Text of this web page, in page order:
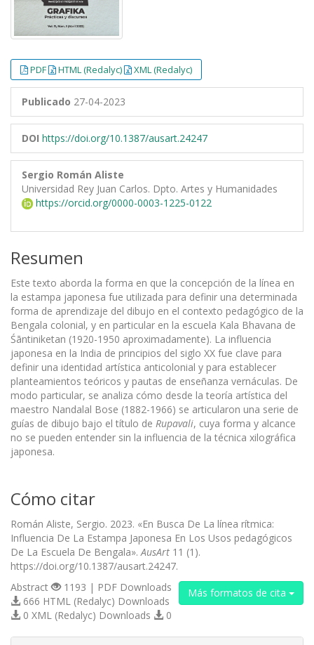
PDF HTML (Redalyc) XML (Redalyc)
Publicado 27-04-2023
DOI https://doi.org/10.1387/ausart.24247
Sergio Román Aliste
Universidad Rey Juan Carlos. Dpto. Artes y Humanidades
https://orcid.org/0000-0003-1225-0122
Resumen
Este texto aborda la forma en que la concepción de la línea en
la estampa japonesa fue utilizada para definir una determinada
forma de aprendizaje del dibujo en el contexto pedagógico de la
Bengala colonial, y en particular en la escuela Kala Bhavana de
Śāntiniketan (1920-1950 aproximadamente). La influencia
japonesa en la India de principios del siglo XX fue clave para
definir una identidad artística anticolonial y para establecer
planteamientos teóricos y pautas de enseñanza vernáculas. De
modo particular, se analiza cómo desde la teoría artística del
maestro Nandalal Bose (1882-1966) se articularon una serie de
guías de dibujo bajo el título de Rupavali, cuya forma y alcance
no se pueden entender sin la influencia de la técnica xilográfica
japonesa.
Cómo citar
Román Aliste, Sergio. 2023. «En Busca De La línea rítmica:
Influencia De La Estampa Japonesa En Los Usos pedagógicos
De La Escuela De Bengala».AusArt 11 (1).
https://doi.org/10.1387/ausart.24247.
Más formatos de cita
Abstract
1193 | PDF Downloads
666 HTML (Redalyc) Downloads
0 XML (Redalyc) Downloads
0